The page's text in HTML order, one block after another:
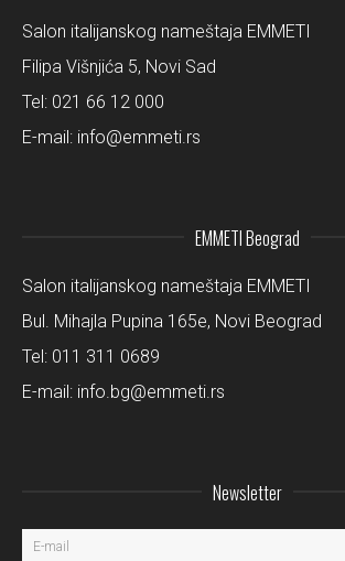
Salon italijanskog nameštaja EMMETI
Filipa Višnjića 5, Novi Sad
Tel: 021 66 12 000
E-mail: info@emmeti.rs
EMMETI Beograd
Salon italijanskog nameštaja EMMETI
Bul. Mihajla Pupina 165e, Novi Beograd
Tel: 011 311 0689
E-mail: info.bg@emmeti.rs
Newsletter